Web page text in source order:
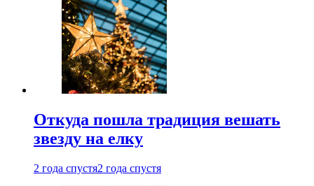
Откуда пошла традиция вешать
звезду на елку
2 года спустя2 года спустя